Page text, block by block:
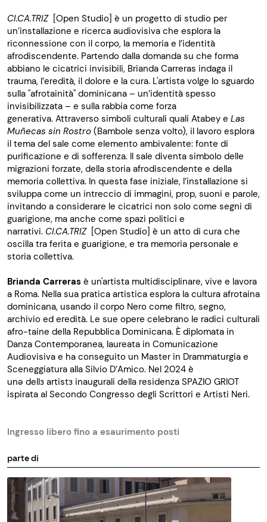
CI.CA.TRIZ[Open Studio] è un progetto di studio per
un’installazione e ricerca audiovisiva che esplora la
riconnessione con il corpo, la memoria e l’identità
afrodiscendente. Partendo dalla domanda su che forma
abbiano le cicatrici invisibili, Brianda Carreras indaga il
trauma, l’eredità, il dolore e la cura. L'artista volge lo sguardo
sulla "afrotainità" dominicana – un’identità spesso
invisibilizzata – e sulla rabbia come forza
generativa. Attraverso simboli culturali quali Atabey e Las
Muñecas sin Rostro (Bambole senza volto), il lavoro esplora
il tema del sale come elemento ambivalente: fonte di
purificazione e di sofferenza. Il sale diventa simbolo delle
migrazioni forzate, della storia afrodiscendente e della
memoria collettiva. In questa fase iniziale, l’installazione si
sviluppa come un intreccio di immagini, prop, suoni e parole,
invitando a considerare le cicatrici non solo come segni di
guarigione, ma anche come spazi politici e
narrativi. CI.CA.TRIZ[Open Studio] è un atto di cura che
oscilla tra ferita e guarigione, e tra memoria personale e
storia collettiva.
Brianda Carreras è un'artista multidisciplinare, vive e lavora
a Roma. Nella sua pratica artistica esplora la cultura afrotaina
dominicana, usando il corpo Nero come filtro, segno,
archivio ed eredità. Le sue opere celebrano le radici culturali
afro-taine della Repubblica Dominicana. È diplomata in
Danza Contemporanea, laureata in Comunicazione
Audiovisiva e ha conseguito un Master in Drammaturgia e
Sceneggiatura alla Silvio D’Amico. Nel 2024 è
unə dellз artistз inaugurali della residenza SPAZIO GRIOT
ispirata al Secondo Congresso degli Scrittori e Artisti Neri.
Ingresso libero fino a esaurimento posti
parte di